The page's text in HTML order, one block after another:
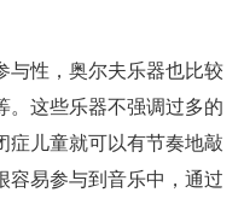
与性，奥尔夫乐器也比较
。这些乐器不强调过多的
症儿童就可以有节奏地敲
容易参与到音乐中，通过